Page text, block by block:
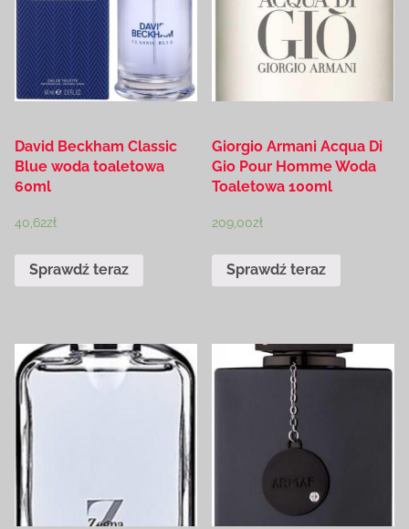
David Beckham Classic
Blue woda toaletowa
60ml
40,62zł
Sprawdź teraz
Giorgio Armani Acqua Di
Gio Pour Homme Woda
Toaletowa 100ml
209,00zł
Sprawdź teraz